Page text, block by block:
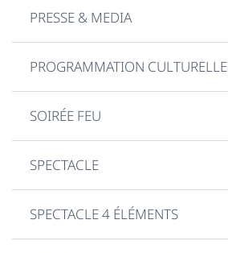
PRESSE & MEDIA
PROGRAMMATION CULTURELLE
SOIRÉE FEU
SPECTACLE
SPECTACLE 4 ÉLÉMENTS